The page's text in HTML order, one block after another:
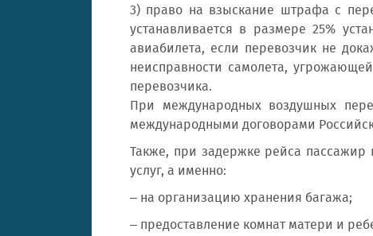
3) право на взыскание штрафа с
устанавливается в размере 25%
авиабилета, если перевозчик не
неисправности самолета,
перевозчика.
При международных воздушных
международными договорами
Также, при задержке рейса пассажир
услуг, а именно:
– на организацию хранения багажа;
– предоставление комнат матери и